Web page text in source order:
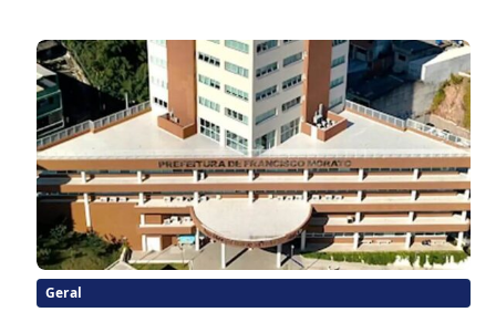
Geral